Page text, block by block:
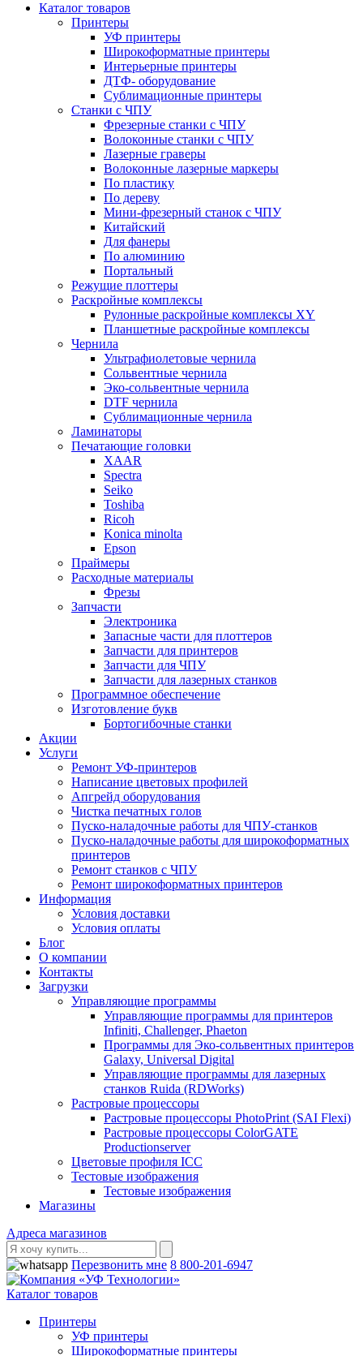
Каталог товаров
Принтеры
УФ принтеры
Широкоформатные принтеры
Интерьерные принтеры
ДТФ- оборудование
Сублимационные принтеры
Станки с ЧПУ
Фрезерные станки с ЧПУ
Волоконные станки с ЧПУ
Лазерные граверы
Волоконные лазерные маркеры
По пластику
По дереву
Мини-фрезерный станок с ЧПУ
Китайский
Для фанеры
По алюминию
Портальный
Режущие плоттеры
Раскройные комплексы
Рулонные раскройные комплексы XY
Планшетные раскройные комплексы
Чернила
Ультрафиолетовые чернила
Сольвентные чернила
Эко-сольвентные чернила
DTF чернила
Сублимационные чернила
Ламинаторы
Печатающие головки
XAAR
Spectra
Seiko
Toshiba
Ricoh
Konica minolta
Epson
Праймеры
Расходные материалы
Фрезы
Запчасти
Электроника
Запасные части для плоттеров
Запчасти для принтеров
Запчасти для ЧПУ
Запчасти для лазерных станков
Программное обеспечение
Изготовление букв
Бортогибочные станки
Акции
Услуги
Ремонт УФ-принтеров
Написание цветовых профилей
Апгрейд оборудования
Чистка печатных голов
Пуско-наладочные работы для ЧПУ-станков
Пуско-наладочные работы для широкоформатных
принтеров
Ремонт станков с ЧПУ
Ремонт широкоформатных принтеров
Информация
Условия доставки
Условия оплаты
Блог
О компании
Контакты
Загрузки
Управляющие программы
Управляющие программы для принтеров
Infiniti, Challenger, Phaeton
Программы для Эко-сольвентных принтеров
Galaxy, Universal Digital
Управляющие программы для лазерных
станков Ruida (RDWorks)
Растровые процессоры
Растровые процессоры PhotoPrint (SAI Flexi)
Растровые процессоры ColorGATE
Productionserver
Цветовые профиля ICC
Тестовые изображения
Тестовые изображения
Магазины
Адреса магазинов
Перезвонить мне 8 800-201-6947
Каталог товаров
Принтеры
УФ принтеры
Широкоформатные принтеры